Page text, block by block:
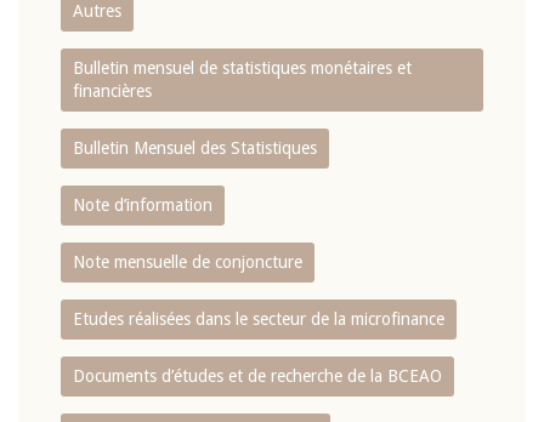
Autres
Bulletin mensuel de statistiques monétaires et
financières
Bulletin Mensuel des Statistiques
Note d’information
Note mensuelle de conjoncture
Etudes réalisées dans le secteur de la microfinance
Documents d’études et de recherche de la BCEAO